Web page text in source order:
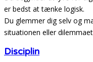
er bedst at tænke logisk.
Du glemmer dig selv og
situationen eller
Disciplin